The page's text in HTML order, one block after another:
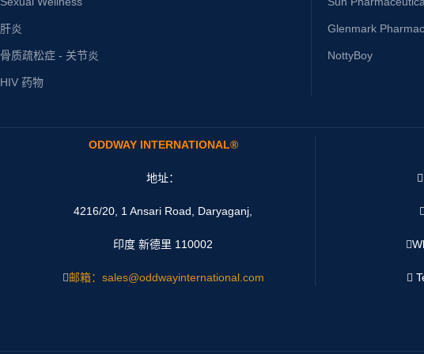
肝炎
骨质疏松症 - 关节炎
HIV 药物
Glenmark
NottyBoy
ODDWAY INTERNATIONAL®
地址：
4216/20, 1 Ansari Road, Daryaganj,
印度 新德里 110002
邮箱：sales@oddwayinternational.com